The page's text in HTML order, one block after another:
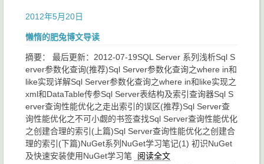
2012年5月20日
懒惰的肥兔博文导读
摘要： 最后更新：2012-07-19SQL Server 系列浅析Sql S
erver参数化查询(推荐)Sql Server参数化查询之where in和
like实现详解Sql Server参数化查询之where in和like实现之
xml和DataTable传参Sql Server表结构及索引查询器Sql S
erver查询性能优化之走出索引的误区(推荐)Sql Server查
询性能优化之不可小觑的书签查找Sql Server查询性能优化
之创建合理的索引(上篇)Sql Server查询性能优化之创建合
理的索引(下篇)NuGet系列NuGet学习笔记(1) 初识NuGet
及快速安装使用NuGet学习笔
阅读全文